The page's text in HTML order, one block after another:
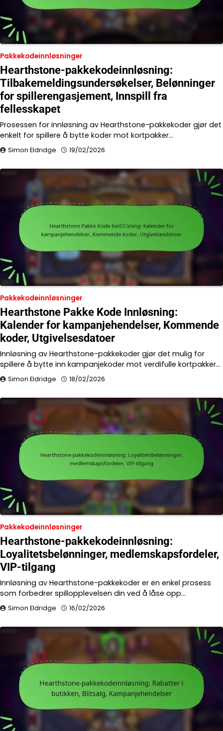
Pakkekodeinnløsninger
Hearthstone-pakkekodeinnløsning:
Tilbakemeldingsundersøkelser, Belønninger
for spillerengasjement, Innspill fra
fellesskapet
Prosessen for innløsning av Hearthstone-pakkekoder gjør det
enkelt for spillere å bytte koder mot kortpakker…
Simon Eldridge 19/02/2026
Pakkekodeinnløsninger
Hearthstone Pakke Kode Innløsning:
Kalender for kampanjehendelser, Kommende
koder, Utgivelsesdatoer
Innløsning av Hearthstone-pakkekoder gjør det mulig for
spillere å bytte inn kampanjekoder mot verdifulle kortpakker…
Simon Eldridge 18/02/2026
Pakkekodeinnløsninger
Hearthstone-pakkekodeinnløsning:
Loyalitetsbelønninger, medlemskapsfordeler,
VIP-tilgang
Innløsning av Hearthstone-pakkekoder er en enkel prosess
som forbedrer spillopplevelsen din ved å låse opp…
Simon Eldridge 16/02/2026